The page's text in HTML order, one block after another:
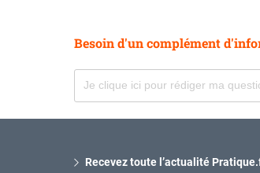
Besoin d'un complément
Recevez toute l’actualité